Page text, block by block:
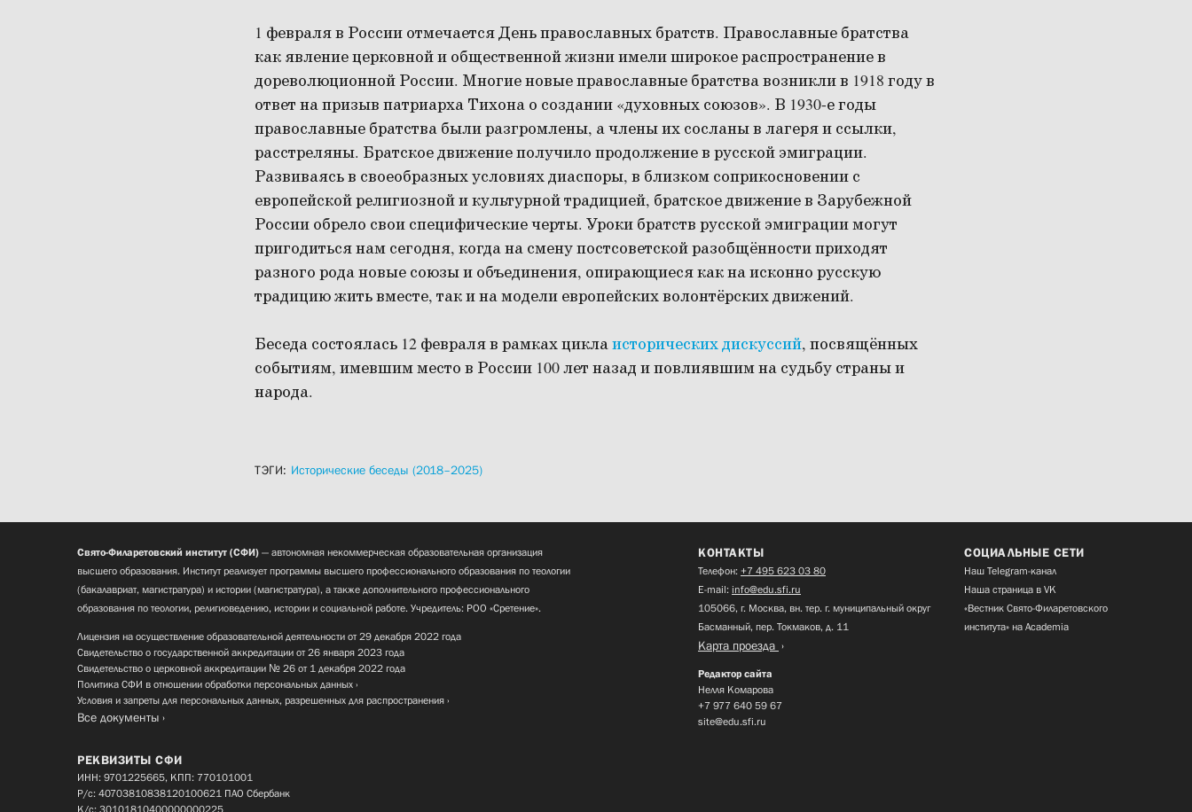
1 февраля в России отмечается День православных братств. Православные братства
как явление церковной и общественной жизни имели широкое распространение в
дореволюционной России. Многие новые православные братства возникли в 1918 году в
ответ на призыв патриарха Тихона о создании «духовных союзов». В 1930-е годы
православные братства были разгромлены, а члены их сосланы в лагеря и ссылки,
расстреляны. Братское движение получило продолжение в русской эмиграции.
Развиваясь в своеобразных условиях диаспоры, в близком соприкосновении с
европейской религиозной и культурной традицией, братское движение в Зарубежной
России обрело свои специфические черты. Уроки братств русской эмиграции могут
пригодиться нам сегодня, когда на смену постсоветской разобщённости приходят
разного рода новые союзы и объединения, опирающиеся как на исконно русскую
традицию жить вместе, так и на модели европейских волонтёрских движений.
Беседа состоялась 12 февраля в рамках циклаисторических дискуссий, посвящённых
событиям, имевшим место в России 100 лет назад и повлиявшим на судьбу страны и
народа.
ТЭГИ: Исторические беседы (2018–2025)
Свято-Филаретовский институт (СФИ) — автономная некоммерческая образовательная организация
высшего образования. Институт реализует программы высшего профессионального образования по теологии
(бакалавриат, магистратура) и истории (магистратура), а также дополнительного профессионального
образования по теологии, религиоведению, истории и социальной работе. Учредитель: РОО «Сретение».
Лицензия на осуществление образовательной деятельности от 29 декабря 2022 года
Свидетельство о государственной аккредитации от 26 января 2023 года
Свидетельство о церковной аккредитации № 26 от 1 декабря 2022 года
Политика СФИ в отношении обработки персональных данных
Условия и запреты для персональных данных, разрешенных для распространения
Все документы
КОНТАКТЫ
Телефон: +7 495 623 03 80
E-mail: info@edu.sfi.ru
105066, г. Москва, вн. тер. г. муниципальный округ
Басманный, пер. Токмаков, д. 11
Карта проезда
Редактор сайта
Нелля Комарова
+7 977 640 59 67
site@edu.sfi.ru
СОЦИАЛЬНЫЕ СЕТИ
Наш Telegram-канал
Наша страница в VK
«Вестник Свято-Филаретовского
института» на Academia
РЕКВИЗИТЫ СФИ
ИНН: 9701225665, КПП: 770101001
Р/с: 40703810838120100621 ПАО Сбербанк
К/с: 30101810400000000225